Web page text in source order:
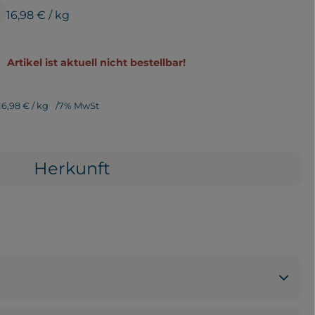
16,98 € / kg
Artikel ist aktuell nicht bestellbar!
€ / kg 7% MwSt
Herkunft